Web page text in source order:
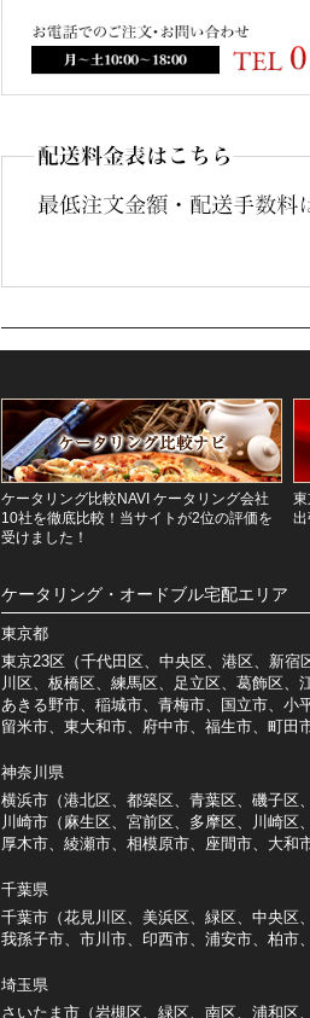
ケータリング比較NAVI ケータリング会社
10社を徹底比較！当サイトが2位の評価を
受けました！
ケータリング・オードブル宅配エリア
東京都
東京23区（千代田区、中央区、港区、新
川区、板橋区、練馬区、足立区、葛飾区、
あきる野市、稲城市、青梅市、国立市、小
留米市、東大和市、府中市、福生市、町田
神奈川県
横浜市（港北区、都築区、青葉区、磯子区
川崎市（麻生区、宮前区、多摩区、川崎区
厚木市、綾瀬市、相模原市、座間市、大和
千葉県
千葉市（花見川区、美浜区、緑区、中央区
我孫子市、市川市、印西市、浦安市、柏市
埼玉県
さいたま市（岩槻区、緑区、南区、浦和区